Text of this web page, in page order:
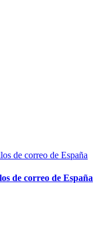
de correo de España